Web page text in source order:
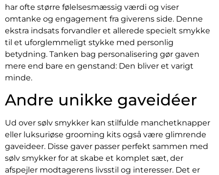
har ofte større følelsesmæssig værdi og viser
omtanke og engagement fra giverens side. Denne
ekstra indsats forvandler et allerede specielt smykke
til et uforglemmeligt stykke med personlig
betydning. Tanken bag personalisering gør gaven
mere end bare en genstand: Den bliver et varigt
minde.
Andre unikke gaveidéer
Ud over sølv smykker kan stilfulde manchetknapper
eller luksuriøse grooming kits også være glimrende
gaveideer. Disse gaver passer perfekt sammen med
sølv smykker for at skabe et komplet sæt, der
afspejler modtagerens livsstil og interesser. Det er